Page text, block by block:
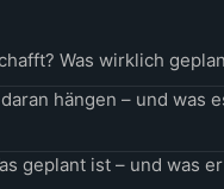
Was wirklich
hängen – und was
geplant ist – und was